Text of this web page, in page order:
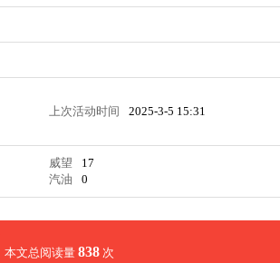
上次活动时间
2025-3-5 15:31
威望
17
汽油 0
本文总阅读量 838次